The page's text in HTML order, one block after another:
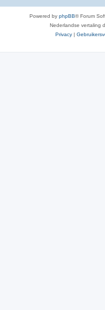
Powered by phpBB® Forum
Nederlandse vertaling
Privacy |